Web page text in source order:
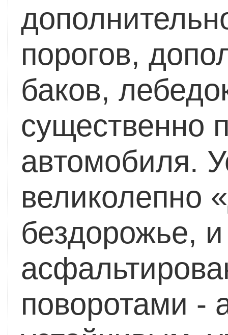
порогов,
баков,
существенно
автомобиля.
великолепно
бездорожье,
поворотами -